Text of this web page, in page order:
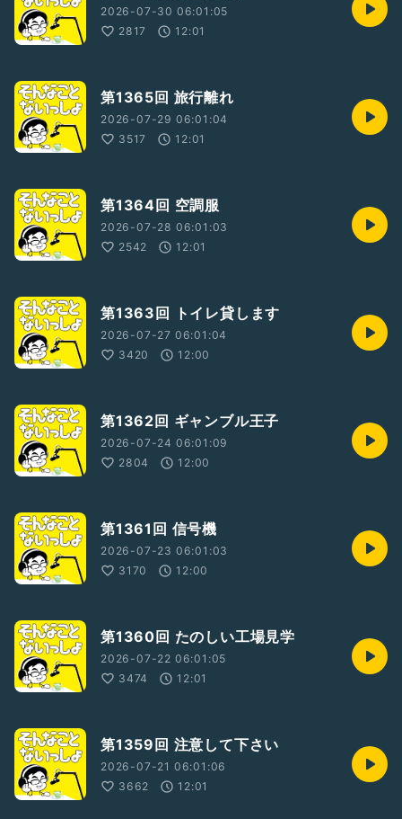
2026-07-30 06:01:05
2817
12:01
第1365回 旅行離れ
2026-07-29 06:01:04
3517
12:01
第1364回 空調服
2026-07-28 06:01:03
2542
12:01
第1363回 トイレ貸します
2026-07-27 06:01:04
3420
12:00
第1362回 ギャンブル王子
2026-07-24 06:01:09
2804
12:00
第1361回 信号機
2026-07-23 06:01:03
3170
12:00
第1360回 たのしい工場見学
2026-07-22 06:01:05
3474
12:01
第1359回 注意して下さい
2026-07-21 06:01:06
3662
12:01